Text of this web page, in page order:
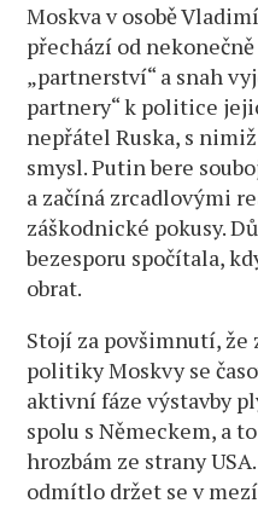
Moskva v osobě
přechází od
„partnerství“ a snah
partnery“ k politice
nepřátel Ruska, s
smysl. Putin bere
a začíná zrcadlovými
záškodnické pokusy.
bezesporu spočítala,
obrat.
Stojí za povšimnutí,
politiky Moskvy se
aktivní fáze výstavby
spolu s Německem, a
hrozbám ze strany
odmítlo držet se v